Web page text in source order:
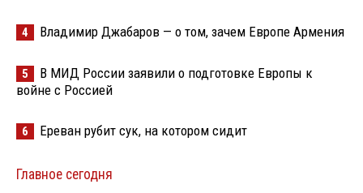
4 Владимир Джабаров — о том, зачем Европе Армения
5
В МИД России заявили о подготовке Европы к
войне с Россией
6 Ереван рубит сук, на котором сидит
Главное сегодня